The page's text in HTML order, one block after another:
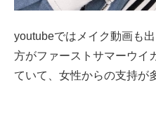
youtubeではメイク動画も
方がファーストサマーウイ
ていて、女性からの支持が